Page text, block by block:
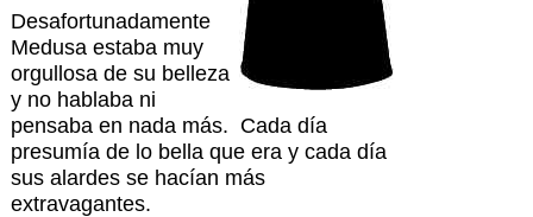
Desafortunadamente
Medusa estaba muy
orgullosa de su belleza
y no hablaba ni
pensaba en nada más. Cada día
presumía de lo bella que era y cada día
sus alardes se hacían más
extravagantes.